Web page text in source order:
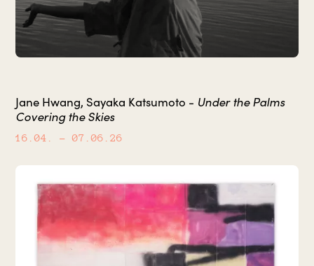
Jane Hwang, Sayaka Katsumoto - Under the Palms
Covering the Skies
16.04. – 07.06.26